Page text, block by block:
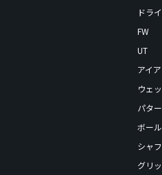
ドラ
FW
UT
アイ
ウェ
パター
ボール
シャ
グリ